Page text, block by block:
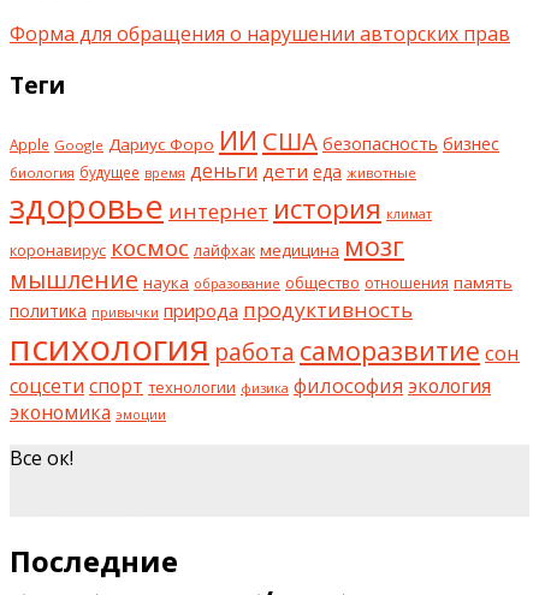
Форма для обращения о нарушении авторских прав
Теги
Apple Google Дариус Форо ИИ США безопасность бизнес
биология будущее время деньги дети еда животные
здоровье интернет история климат
коронавирус космос лайфхак медицина мозг
мышление наука образование общество отношения память
политика привычки природа продуктивность
психология работа саморазвитие сон
соцсети спорт технологии физика философия экология
экономика эмоции
Все ок!
Последние